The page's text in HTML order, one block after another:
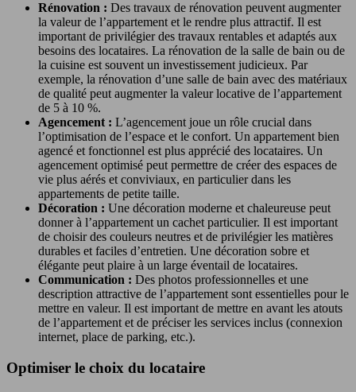
Rénovation : Des travaux de rénovation peuvent augmenter
la valeur de l’appartement et le rendre plus attractif. Il est
important de privilégier des travaux rentables et adaptés aux
besoins des locataires. La rénovation de la salle de bain ou de
la cuisine est souvent un investissement judicieux. Par
exemple, la rénovation d’une salle de bain avec des matériaux
de qualité peut augmenter la valeur locative de l’appartement
de 5 à 10 %.
Agencement : L’agencement joue un rôle crucial dans
l’optimisation de l’espace et le confort. Un appartement bien
agencé et fonctionnel est plus apprécié des locataires. Un
agencement optimisé peut permettre de créer des espaces de
vie plus aérés et conviviaux, en particulier dans les
appartements de petite taille.
Décoration : Une décoration moderne et chaleureuse peut
donner à l’appartement un cachet particulier. Il est important
de choisir des couleurs neutres et de privilégier les matières
durables et faciles d’entretien. Une décoration sobre et
élégante peut plaire à un large éventail de locataires.
Communication : Des photos professionnelles et une
description attractive de l’appartement sont essentielles pour le
mettre en valeur. Il est important de mettre en avant les atouts
de l’appartement et de préciser les services inclus (connexion
internet, place de parking, etc.).
Optimiser le choix du locataire